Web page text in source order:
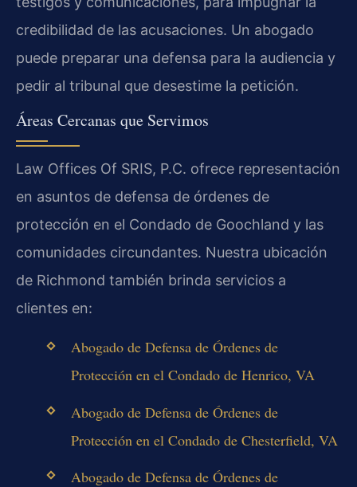
credibilidad de las acusaciones. Un abogado
puede preparar una defensa para la audiencia y
pedir al tribunal que desestime la petición.
Áreas Cercanas que Servimos
Law Offices Of SRIS, P.C. ofrece representación
en asuntos de defensa de órdenes de
protección en el Condado de Goochland y las
comunidades circundantes. Nuestra ubicación
de Richmond también brinda servicios a
clientes en:
Abogado de Defensa de Órdenes de
Protección en el Condado de Henrico, VA
Abogado de Defensa de Órdenes de
Protección en el Condado de Chesterfield, VA
Abogado de Defensa de Órdenes de